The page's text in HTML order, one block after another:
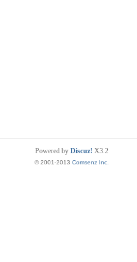
Powered by Discuz! X3.2
© 2001-2013 Comsenz Inc.